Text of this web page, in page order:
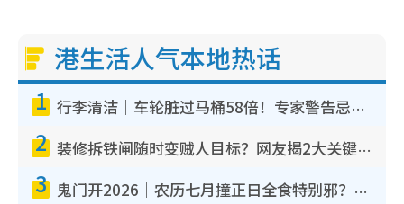
港生活人气本地热话
1 行李清洁｜车轮脏过马桶58倍！专家警告忌用酒精擦 教1招免脏手除菌
2 装修拆铁闸随时变贼人目标？网友揭2大关键用途：装新款等于白装？附新旧铁闸分别
3 鬼门开2026｜农历七月撞正日全食特别邪？专家警告切忌做一事！揭4大禁忌+2招保平安